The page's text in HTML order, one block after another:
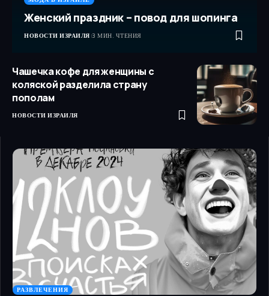
Женский праздник – повод для шопинга
НОВОСТИ ИЗРАИЛЯ 3 МИН. ЧТЕНИЯ
Чашечка кофе для женщины с
коляской разделила страну
пополам
НОВОСТИ ИЗРАИЛЯ
РАЗВЛЕЧЕНИЯ